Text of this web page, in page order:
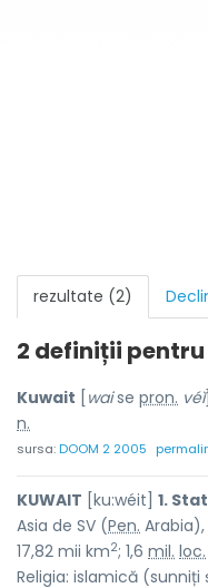
rezultate (2)
2 definiții pentru
Kuwait waise pron. véĭ
n.
sursa:DOOM 2 2005
KUWAIT [ku:wéit] 1.
Asia de SV (Pen.
17,82 mii km2; 1,6 mil. loc.
Religia: islamică (sunniți